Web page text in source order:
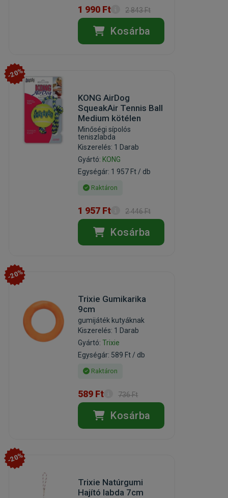
1 990 Ft 2 843 Ft
Kosárba
-20%
KONG AirDog
SqueakAir Tennis Ball
Medium kötélen
Minőségi sípolós
teniszlabda
Kiszerelés: 1 Darab
Gyártó: KONG
Egységár: 1 957 Ft / db
Raktáron
1 957 Ft 2 446 Ft
Kosárba
-20%
Trixie Gumikarika
9cm
gumijáték kutyáknak
Kiszerelés: 1 Darab
Gyártó:Trixie
Egységár: 589 Ft / db
Raktáron
589 Ft 736 Ft
Kosárba
-20%
Trixie Natúrgumi
Hajító labda 7cm